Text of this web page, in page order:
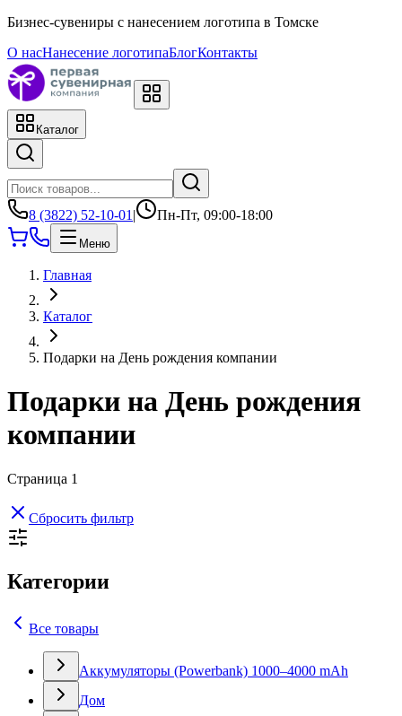
Бизнес-сувениры с нанесением логотипа в Томске
О насНанесение логотипаБлогКонтакты
Каталог
8 (3822) 52-10-01 | Пн-Пт, 09:00-18:00
Меню
Главная
Каталог
Подарки на День рождения компании
Подарки на День рождения
компании
Страница 1
Сбросить фильтр
Категории
Все товары
Аккумуляторы (Powerbank) 1000–4000 mAh
Дом